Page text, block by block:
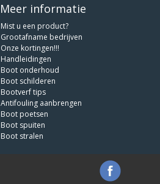
Meer informatie
Mist u een product?
Grootafname bedrijven
Onze kortingen!!!
Handleidingen
Boot onderhoud
Boot schilderen
Bootverf tips
Antifouling aanbrengen
Boot poetsen
Boot spuiten
Boot stralen